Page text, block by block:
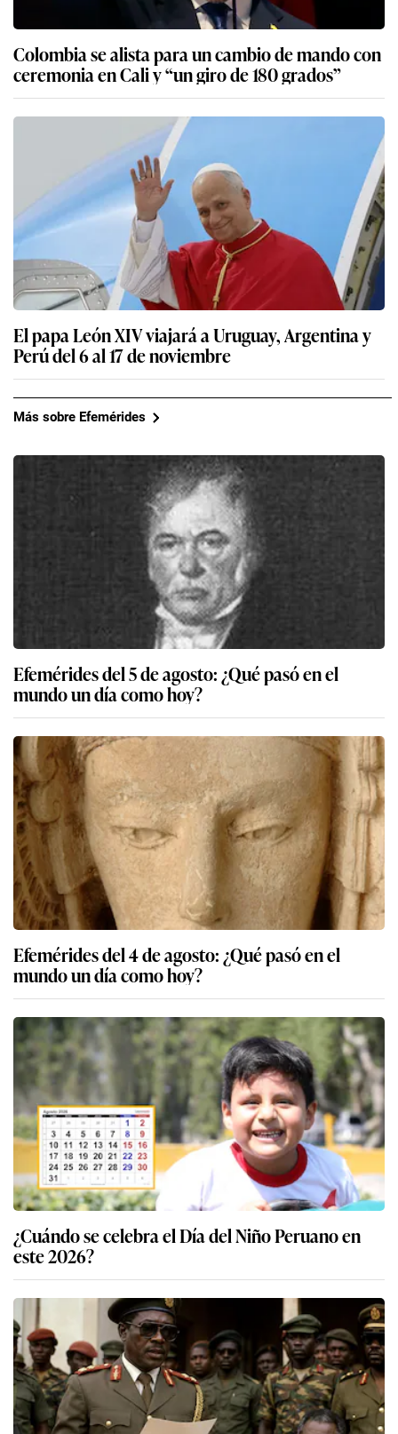
Colombia se alista para un cambio de mando con
ceremonia en Cali y “un giro de 180 grados”
El papa León XIV viajará a Uruguay, Argentina y
Perú del 6 al 17 de noviembre
Más sobre Efemérides
Efemérides del 5 de agosto: ¿Qué pasó en el
mundo un día como hoy?
Efemérides del 4 de agosto: ¿Qué pasó en el
mundo un día como hoy?
¿Cuándo se celebra el Día del Niño Peruano en
este 2026?